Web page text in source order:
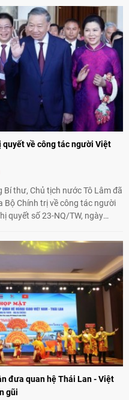
hoà bình của nhân dân
giải trừ vũ khí hạt nhân của Việt
quyết về công tác người Việt
Bí thư, Chủ tịch nước Tô Lâm đã
Bộ Chính trị về công tác người
quyết số 23-NQ/TW, ngày
đưa quan hệ Thái Lan - Việt
gũi